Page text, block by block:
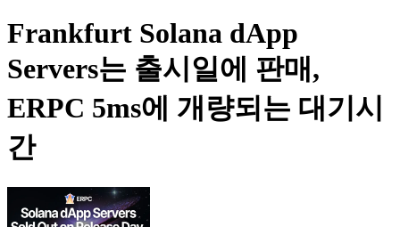
Frankfurt Solana dApp
Servers는 출시일에 판매,
ERPC 5ms에 개량되는 대기시
간